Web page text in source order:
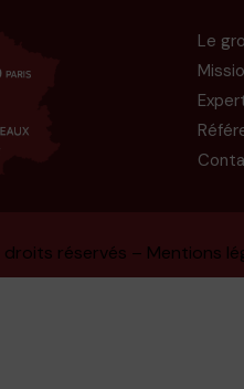
Le
réservés – Mentions